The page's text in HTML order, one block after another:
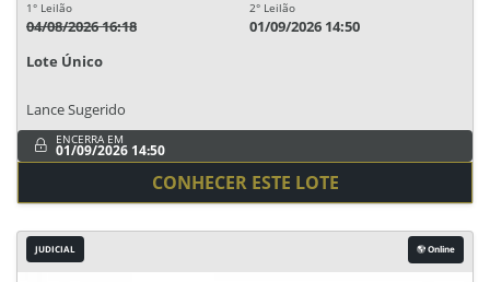
1° Leilão
04/08/2026 16:18
2° Leilão
01/09/2026 14:50
Lote Único
Lance Sugerido
ENCERRA EM
01/09/2026 14:50
CONHECER ESTE LOTE
JUDICIAL Online